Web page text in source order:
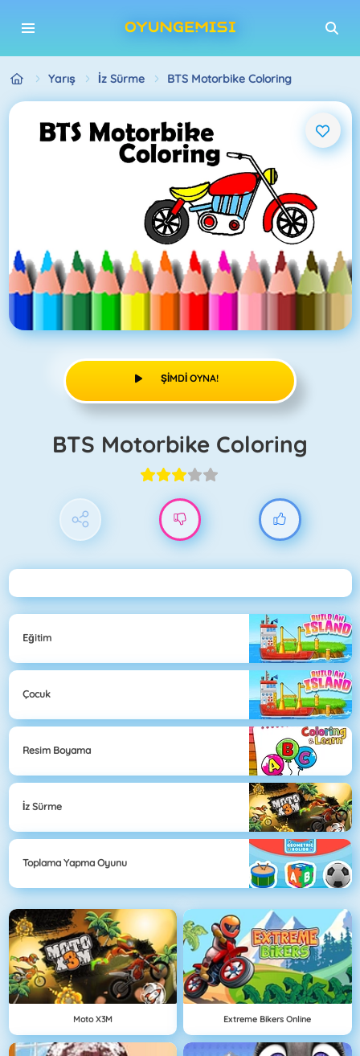
Yarış İz Sürme BTS Motorbike Coloring
ŞIMDI OYNA!
BTS Motorbike Coloring
Eğitim
Çocuk
Resim Boyama
İz Sürme
Toplama Yapma Oyunu
Moto X3M Extreme Bikers Online